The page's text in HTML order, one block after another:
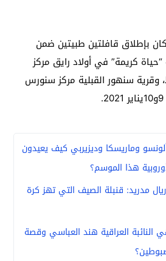
بإطلاق قافلتين طبيتين ضمن
كريمة” في أولاد رايق مركز
سنهور القبلية مركز سنورس
مدربي 2027: ألونسو وماريسكا وديزيربي كيف يعيدون
هذا الموسم؟
مدريد: قنبلة الصيف التي تهز كرة
العراقية هند العباسي وقصة